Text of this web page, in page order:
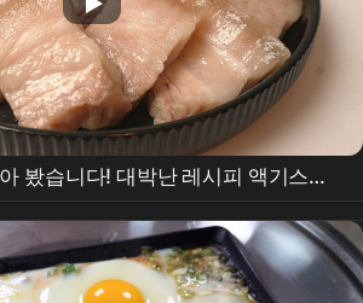
아 봤습니다! 대박난 레시피 액기스만
담은 수육 삶는법 종결